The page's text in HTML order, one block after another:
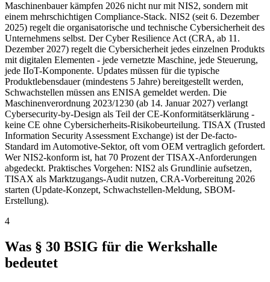
Maschinenbauer kämpfen 2026 nicht nur mit NIS2, sondern mit
einem mehrschichtigen Compliance-Stack. NIS2 (seit 6. Dezember
2025) regelt die organisatorische und technische Cybersicherheit des
Unternehmens selbst. Der Cyber Resilience Act (CRA, ab 11.
Dezember 2027) regelt die Cybersicherheit jedes einzelnen Produkts
mit digitalen Elementen - jede vernetzte Maschine, jede Steuerung,
jede IIoT-Komponente. Updates müssen für die typische
Produktlebensdauer (mindestens 5 Jahre) bereitgestellt werden,
Schwachstellen müssen ans ENISA gemeldet werden. Die
Maschinenverordnung 2023/1230 (ab 14. Januar 2027) verlangt
Cybersecurity-by-Design als Teil der CE-Konformitätserklärung -
keine CE ohne Cybersicherheits-Risikobeurteilung. TISAX (Trusted
Information Security Assessment Exchange) ist der De-facto-
Standard im Automotive-Sektor, oft vom OEM vertraglich gefordert.
Wer NIS2-konform ist, hat 70 Prozent der TISAX-Anforderungen
abgedeckt. Praktisches Vorgehen: NIS2 als Grundlinie aufsetzen,
TISAX als Marktzugangs-Audit nutzen, CRA-Vorbereitung 2026
starten (Update-Konzept, Schwachstellen-Meldung, SBOM-
Erstellung).
4
Was § 30 BSIG für die Werkshalle
bedeutet